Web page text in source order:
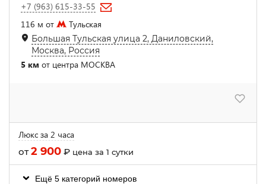
+7 (963) 615-33-55
116 м от
Тульская
Большая Тульская улица 2, Даниловский,
Москва, Россия
5 км от центра МОСКВА
Люкс за 2 часа
от2 900 ₽ цена за 1 сутки
Ещё 5 категорий номеров